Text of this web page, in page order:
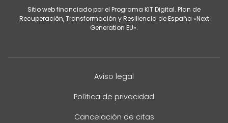
Sitio web financiado por el Programa KIT Digital. Plan de
Recuperación, Transformación y Resiliencia de España «Next
Generation EU».
Aviso legal
Política de privacidad
Cancelación de citas